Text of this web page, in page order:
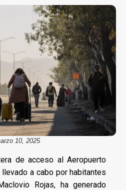
10, 2025
de acceso al Aeropuerto
llevado a cabo por habitantes
Rojas, ha generado